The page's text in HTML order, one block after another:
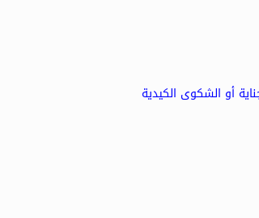
أو الشكوى الكيدية